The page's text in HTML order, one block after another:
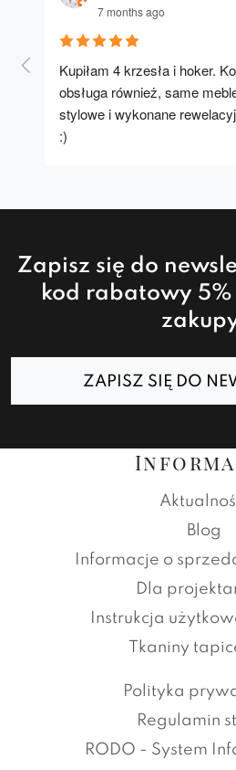
7 months ago
Kupiłam 4 krzesła i hoker.
obsługa również, same
stylowe i wykonane
:)
Zapisz się do
kod rabatowy
ZAPISZ SIĘ DO
Blog
Informacje o
Dla
Instrukcja
Tkaniny
Polityka
Regulamin
RODO - System